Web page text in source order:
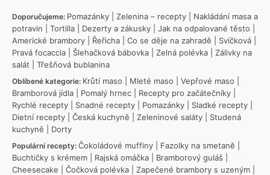
Doporučujeme: Pomazánky Zelenina – recepty
Nakládání masa a
potravin
Tortilla Dezerty a zákusky Jak na odpalované těsto
Americké brambory
Řeřicha Co se děje na zahradě Svíčková
Pravá focaccia
Šlehačková bábovka Zelná polévka
Zálivky na
salát
Třešňová bublanina
Oblíbené kategorie: Krůtí maso Mleté maso Vepřové maso
Bramborová jídla
Pomalý hrnec Recepty pro začátečníky
Rychlé recepty
Snadné recepty Pomazánky Sladké recepty
Dietní recepty
Česká kuchyně Zeleninové saláty
Studená
kuchyně
Dorty
Populární recepty: Čokoládové muffiny Fazolky na smetaně
Buchtičky s krémem
Rajská omáčka Bramborový guláš
Cheesecake
Čočková polévka Zapečené brambory s uzeným